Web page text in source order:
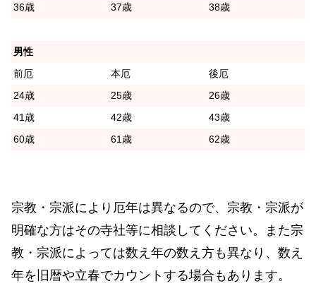
36歳
37歳 38歳
男性
前厄
本厄
後厄
24歳
25歳
26歳
41歳
42歳
43歳
60歳
61歳 62歳
宗教・宗派により厄年は異なるので、宗教・宗派が
明確な方はその寺社等に相談してください。また宗
教・宗派によっては数え年の数え方も異なり、数え
年を旧暦や立春でカウントする場合もあります。